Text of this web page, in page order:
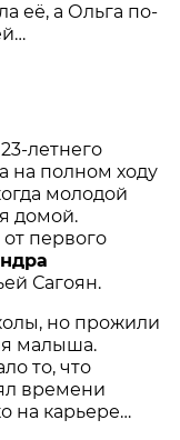
её, а Ольга по-
летнего
на полном ходу
молодой
домой.
первого
Сагоян.
но прожили
малыша.
то, что
времени
на карьере…